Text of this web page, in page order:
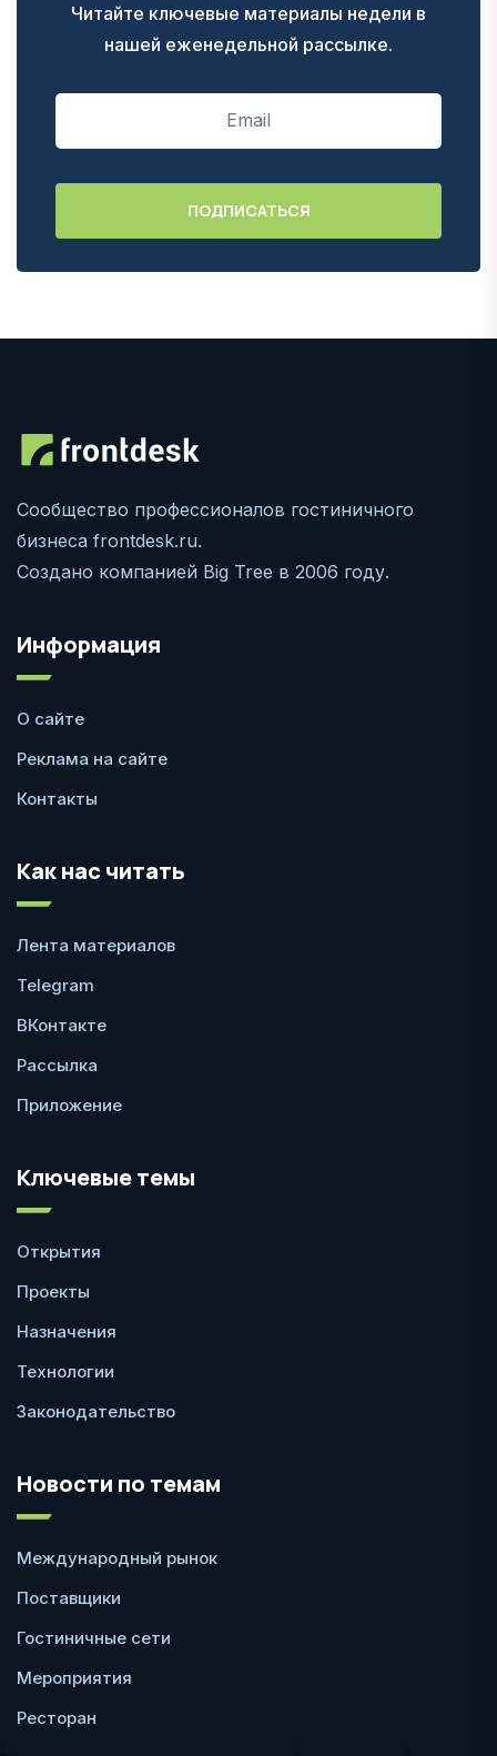
Читайте ключевые материалы недели в
нашей еженедельной рассылке.
Сообщество профессионалов гостиничного
бизнеса frontdesk.ru.
Создано компанией Big Tree в 2006 году.
Информация
О сайте
Реклама на сайте
Контакты
Как нас читать
Лента материалов
Telegram
ВКонтакте
Рассылка
Приложение
Ключевые темы
Открытия
Проекты
Назначения
Технологии
Законодательство
Новости по темам
Международный рынок
Поставщики
Гостиничные сети
Мероприятия
Ресторан